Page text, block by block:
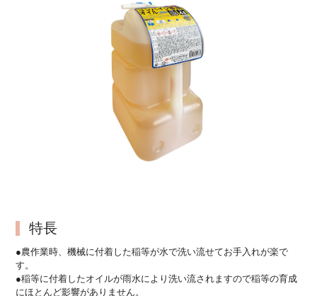
特長
●農作業時、機械に付着した稲等が水で洗い流せてお手入れが楽で
す。
●稲等に付着したオイルが雨水により洗い流されますので稲等の育成
にほとんど影響がありません。